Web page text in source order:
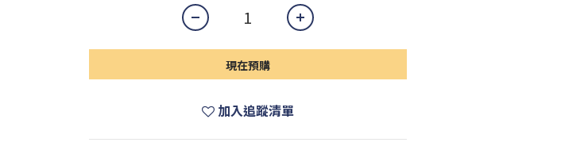
現在預購
加入追蹤清單